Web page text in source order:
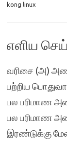
kong linux
எளிய
வரிசை (அ)
பற்றிய
பல பரிமாண
பல பரிமாண
இரண்டுக்கு